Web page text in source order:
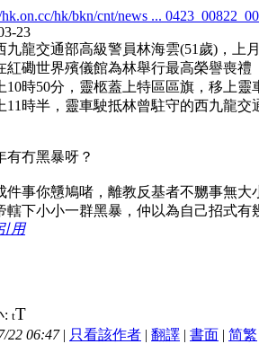
hk/bkn/cnt/news ...
23
九龍交通部高級警員林海雲(51歲)，上
紅磡世界殯儀館為林舉行最高榮譽喪禮
10時50分，靈柩蓋上特區區旗，移上靈
11時半，靈車駛抵林曾駐守的西九龍
有冇黑暴呀？
件事你戇鳩啫，離教反基者不嬲事無
轄下小小一群黑暴，仲以為自己招式有
引用
: tT
22 06:47| 只看該作者 | 翻譯 | 書面 | 简繁